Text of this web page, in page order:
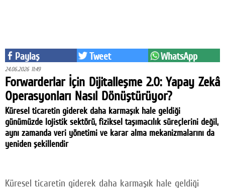
Künye
İletişim
A24 SOSYAL MEDYA
Facebook
Twitter
Paylaş Tweet WhatsApp
24.06.2026 11:49
Forwarderlar İçin Dijitalleşme 2.0: Yapay Zekâ
Operasyonları Nasıl Dönüştürüyor?
Küresel ticaretin giderek daha karmaşık hale geldiği
günümüzde lojistik sektörü, fiziksel taşımacılık süreçlerini değil,
aynı zamanda veri yönetimi ve karar alma mekanizmalarını da
yeniden şekillendir
Küresel ticaretin giderek daha karmaşık hale geldiği